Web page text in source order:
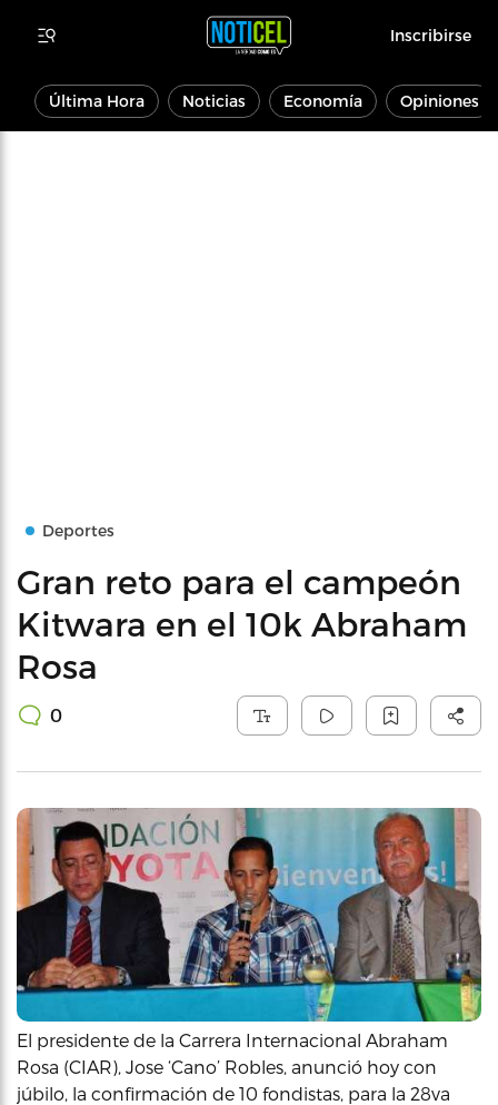
Inscribirse
Última Hora Noticias Economía Opiniones
Deportes
Gran reto para el campeón
Kitwara en el 10k Abraham
Rosa
0
El presidente de la Carrera Internacional Abraham
Rosa (CIAR), Jose ‘Cano’ Robles, anunció hoy con
júbilo, la confirmación de 10 fondistas, para la 28va